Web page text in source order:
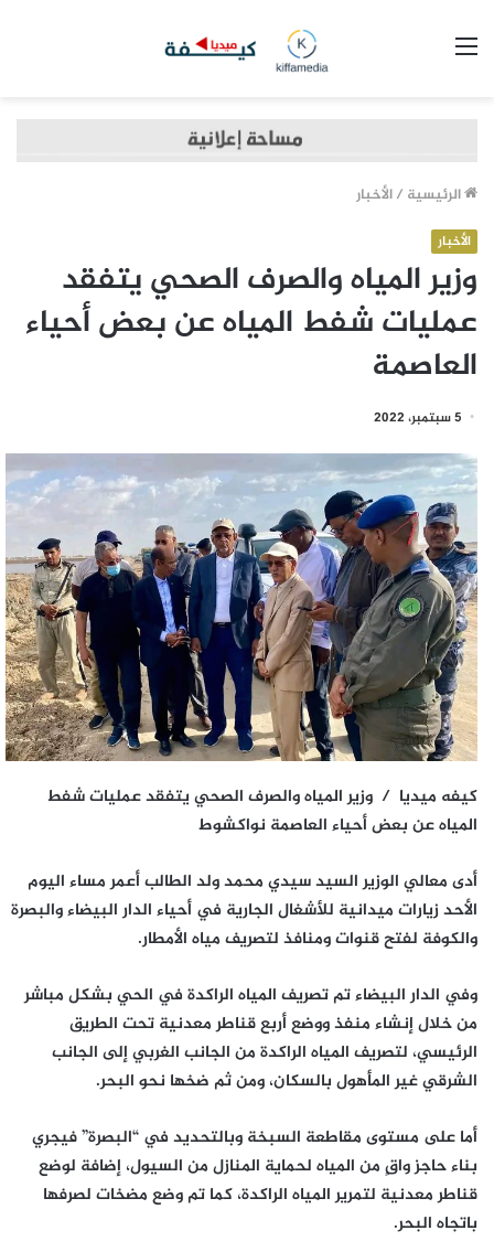
الرئيسية /الأخبار
الأخبار
وزير المياه والصرف الصحي يتفقد
عمليات شفط المياه عن بعض أحياء
العاصمة
5 سبتمبر، 2022
كيفه ميديا / وزير المياه والصرف الصحي يتفقد عمليات شفط
المياه عن بعض أحياء العاصمة نواكشوط
أدى معالي الوزير السيد سيدي محمد ولد الطالب أعمر مساء اليوم
الأحد زيارات ميدانية للأشغال الجارية في أحياء الدار البيضاء والبصرة
والكوفة لفتح قنوات ومنافذ لتصريف مياه الأمطار.
وفي الدار البيضاء تم تصريف المياه الراكدة في الحي بشكل مباشر
من خلال إنشاء منفذ ووضع أربع قناطر معدنية تحت الطريق
الرئيسي، لتصريف المياه الراكدة من الجانب الغربي إلى الجانب
الشرقي غير المأهول بالسكان، ومن ثم ضخها نحو البحر.
أما على مستوى مقاطعة السبخة وبالتحديد في “البصرة” فيجري
بناء حاجز واقٍ من المياه لحماية المنازل من السيول، إضافة لوضع
قناطر معدنية لتمرير المياه الراكدة، كما تم وضع مضخات لصرفها
باتجاه البحر.